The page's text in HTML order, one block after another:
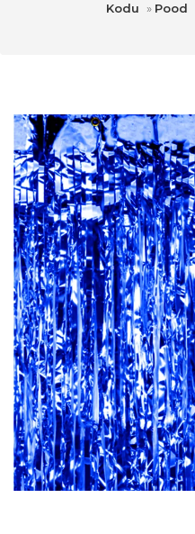
Kodu » Pood